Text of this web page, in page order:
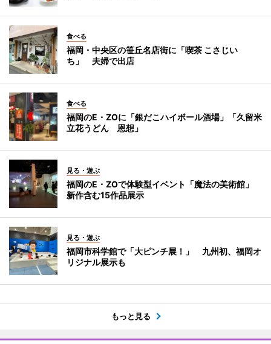
食べる
福岡・中央区の笹丘名店街に「喫茶 こさじい
ち」 夫婦で出店
食べる
福岡のE・ZOに「銀だこハイボール酒場」「久留米
立花うどん 恩想」
見る・遊ぶ
福岡のE・ZOで体験型イベント「魔法の美術館」
新作含む15作品展示
見る・遊ぶ
福岡市科学館で「大ピンチ展！」 九州初、福岡オ
リジナル展示も
もっと見る